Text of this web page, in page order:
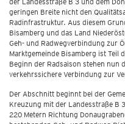
geringen Breite nicht den
Radinfrastruktur. Aus diesem
Bisamberg und das Land
Geh- und Radwegverbindung zur
Marktgemeinde Bisamberg ist Teil
Beginn der Radsaison stehen nun
verkehrssichere Verbindung zur
Der Abschnitt beginnt bei der
Kreuzung mit der Landesstraße B
220 Metern Richtung